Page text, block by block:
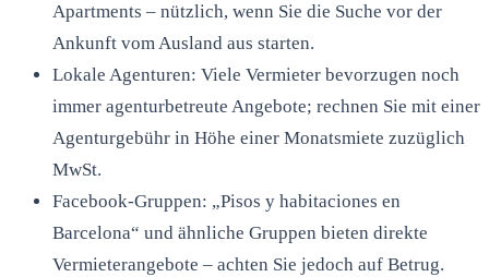
Apartments – nützlich, wenn Sie die Suche vor der
Ankunft vom Ausland aus starten.
Lokale Agenturen: Viele Vermieter bevorzugen noch
immer agenturbetreute Angebote; rechnen Sie mit einer
Agenturgebühr in Höhe einer Monatsmiete zuzüglich
MwSt.
Facebook-Gruppen: „Pisos y habitaciones en
Barcelona“ und ähnliche Gruppen bieten direkte
Vermieterangebote – achten Sie jedoch auf Betrug.